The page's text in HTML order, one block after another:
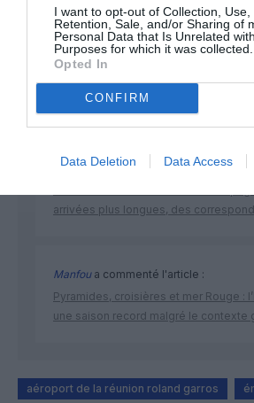
I want to opt-out of Collection, Use,
Retention, Sale, and/or Sharing of
Personal Data that Is Unrelated
Purposes for which it was collected.
Opted In
CONFIRM
Data Deletion Data Access
DERNIERS
atplhkt a commenté l'article :
arrivées plus longues, des
Manfoua commenté l'article :
Pyramides, croisières et mer Rouge :
une saison record malgré le contexte
aéroport de la réunion roland garros